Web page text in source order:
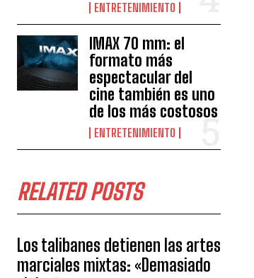
ENTRETENIMIENTO
IMAX 70 mm: el
formato más
espectacular del
cine también es uno
de los más costosos
ENTRETENIMIENTO
RELATED POSTS
Los talibanes detienen las artes
marciales mixtas: «Demasiado